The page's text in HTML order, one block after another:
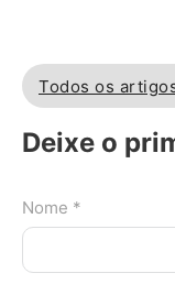
Todos os
Deixe o
Nome *